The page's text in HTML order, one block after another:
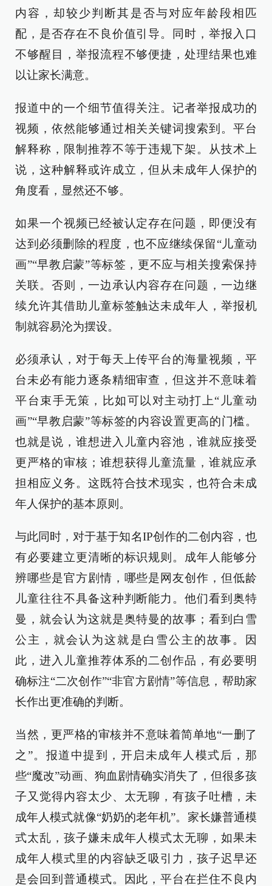
内容，却较少判断其是否与对应年龄段相匹
配，是否存在不良价值引导。同时，举报入口
不够醒目，举报流程不够便捷，处理结果也难
以让家长满意。
报道中的一个细节值得关注。记者举报成功的
视频，依然能够通过相关关键词搜索到。平台
解释称，限制推荐不等于违规下架。从技术上
说，这种解释或许成立，但从未成年人保护的
角度看，显然还不够。
如果一个视频已经被认定存在问题，即便没有
达到必须删除的程度，也不应继续保留“儿童动
画”“早教启蒙”等标签，更不应与相关搜索保持
关联。否则，一边承认内容存在问题，一边继
续允许其借助儿童标签触达未成年人，举报机
制就容易沦为摆设。
必须承认，对于每天上传平台的海量视频，平
台未必有能力逐条精细审查，但这并不意味着
平台束手无策，比如可以对主动打上“儿童动
画”“早教启蒙”等标签的内容设置更高的门槛。
也就是说，谁想进入儿童内容池，谁就应接受
更严格的审核；谁想获得儿童流量，谁就应承
担相应义务。这既符合技术现实，也符合未成
年人保护的基本原则。
与此同时，对于基于知名IP创作的二创内容，也
有必要建立更清晰的标识规则。成年人能够分
辨哪些是官方剧情，哪些是网友创作，但低龄
儿童往往不具备这种判断能力。他们看到奥特
曼，就会认为这就是奥特曼的故事；看到白雪
公主，就会认为这就是白雪公主的故事。因
此，进入儿童推荐体系的二创作品，有必要明
确标注“二次创作”“非官方剧情”等信息，帮助家
长作出更准确的判断。
当然，更严格的审核并不意味着简单地“一删了
之”。报道中提到，开启未成年人模式后，那
些“魔改”动画、狗血剧情确实消失了，但很多孩
子又觉得内容太少、太无聊，有孩子吐槽，未
成年人模式就像“奶奶的老年机”。家长嫌普通模
式太乱，孩子嫌未成年人模式太无聊，如果未
成年人模式里的内容缺乏吸引力，孩子迟早还
是会回到普通模式。因此，平台在拦住不良内